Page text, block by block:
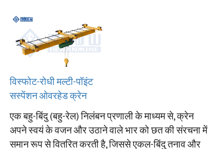
अनुप्रयोग
हमारे बारे में
विस्फोट-रोधी मल्टी-पॉइंट
सस्पेंशन ओवरहेड क्रेन
एक बहु-बिंदु (बहु-रेल) निलंबन प्रणाली के माध्यम से, क्रेन
अपने स्वयं के वजन और उठाने वाले भार को छत की संरचना में
समान रूप से वितरित करती है, जिससे एकल-बिंदु तनाव और